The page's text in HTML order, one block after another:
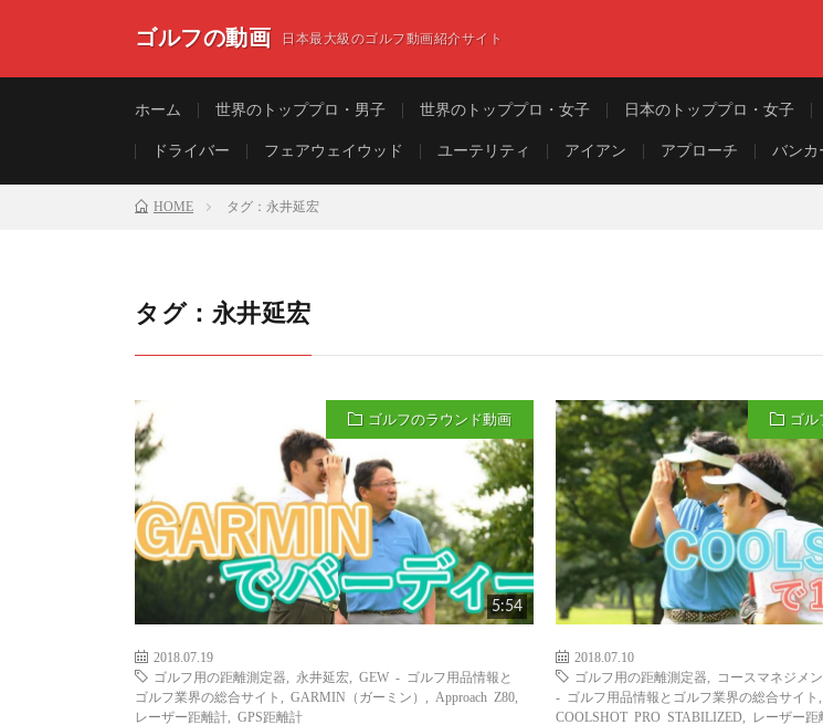
ゴルフの動画 日本最大級のゴルフ動画紹介サイト
ホーム 世界のトッププロ・男子 世界のトッププロ・女子 日本のトッププロ・女子
ドライバー フェアウェイウッド ユーテリティ アイアン アプローチ バンカ
HOME タグ：永井延宏
タグ：永井延宏
ゴルフのラウンド動画
5:54
2018.07.19
ゴルフ用の距離測定器
永井延宏
GEW - ゴルフ用品情報と
ゴルフ業界の総合サイト
GARMIN（ガーミン） Approach Z80
レーザー距離計
GPS距離計
ゴル
2018.07.10
ゴルフ用の距離測定器
コースマネジメン
- ゴルフ用品情報とゴルフ業界の総合サイト
COOLSHOT PRO STABILIZED
レーザー距